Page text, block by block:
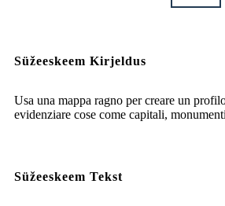
Süžeeskeem Kirjeldus
Usa una mappa ragno per creare un
evidenziare cose come capitali,
Süžeeskeem Tekst